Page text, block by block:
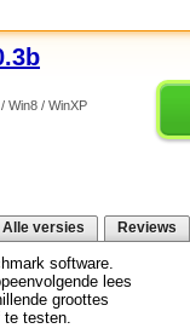
Win8 / WinXP
Alle versies Reviews
software.
lees
groottes
te testen.